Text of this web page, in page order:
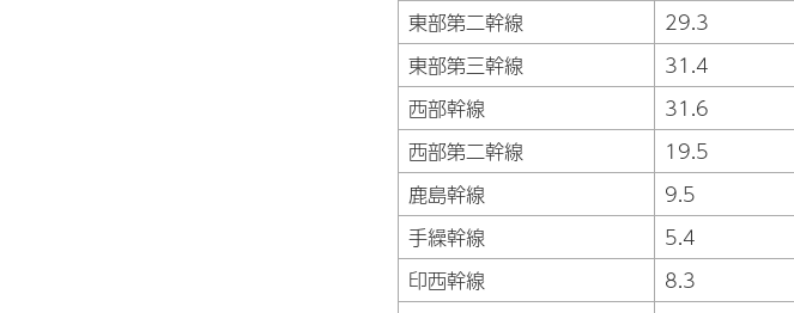
東部第二幹線
29.3
東部第三幹線
31.4
西部幹線
31.6
西部第二幹線
19.5
鹿島幹線
9.5
手繰幹線
5.4
印西幹線
8.3